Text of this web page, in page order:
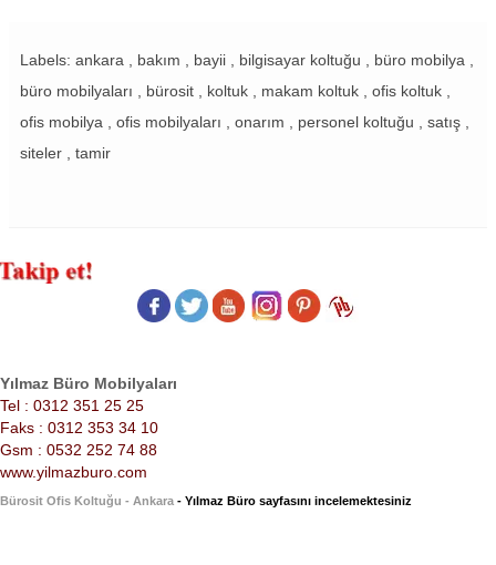
Labels: ankara , bakım , bayii , bilgisayar koltuğu , büro mobilya ,
büro mobilyaları , bürosit , koltuk , makam koltuk , ofis koltuk ,
ofis mobilya , ofis mobilyaları , onarım , personel koltuğu , satış ,
siteler , tamir
Yılmaz Büro Mobilyaları
Tel : 0312 351 25 25
Faks : 0312 353 34 10
Gsm : 0532 252 74 88
www.yilmazburo.com
Bürosit Ofis Koltuğu - Ankara - Yılmaz Büro sayfasını incelemektesiniz